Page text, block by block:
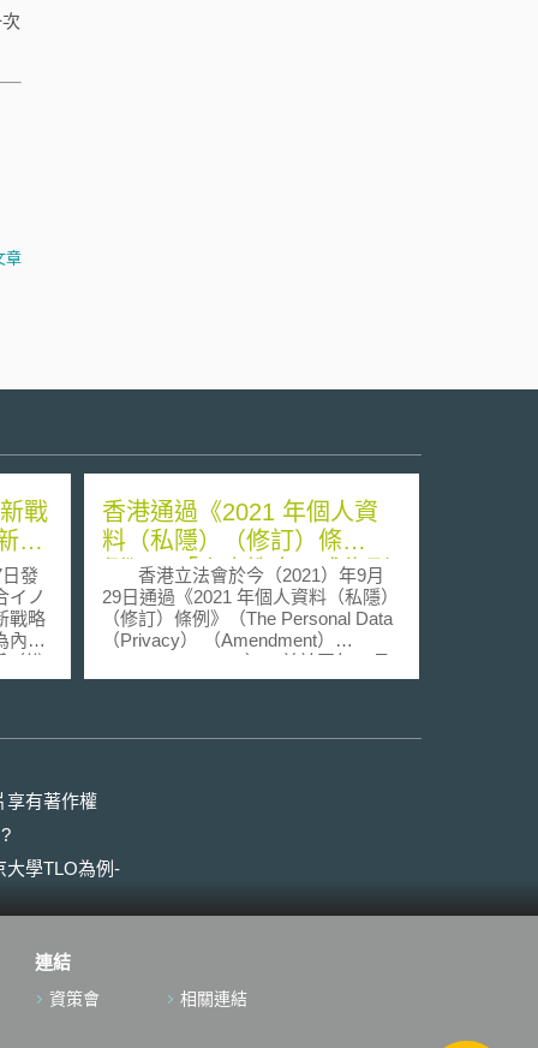
章
戰
政
發
イノ
戰略
內閣
（総
議）
害頻
的
科研
活動
研究
候
。
香港通過《2021 年個人資
料（私隱）（修訂）條
例》，「人肉搜索」成為刑
事犯罪
香港立法會於今（2021）年9月
29日通過《2021 年個人資料（私隱）
（修訂）條例》（The Personal Data
（Privacy） （Amendment）
Ordinance, PDPO），並於同年10月8
日實施。本次修訂主要將「人肉搜索
騷擾。修訂訊息公開後，Facebook、
Twitter及Google等科技公司即透過亞
Coalition）表示，倘香港政府修訂
訴追風險，因而停止在香港的服務。
香港行政長官林鄭月娥為紓緩各方疑
享有著作權
大學TLO為例-
連結
資策會 相關連結